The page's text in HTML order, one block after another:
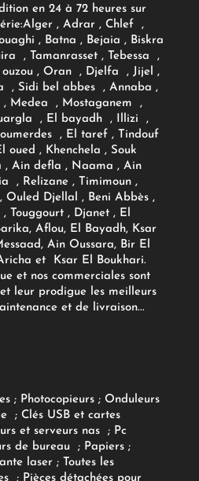
en 24 à 72 heures sur
Alger , Adrar, Chlef ,
, Batna , Bejaia , Biskra
, Tamanrasset , Tebessa ,
ouzou , Oran , Djelfa , Jijel ,
, Sidi bel abbes , Annaba ,
, Medea , Mostaganem ,
, El bayadh , Illizi ,
, El taref , Tindouf
oued , Khenchela , Souk
Ain defla , Naama , Ain
, Relizane , Timimoun ,
Ouled Djellal , Beni Abbès ,
Touggourt , Djanet , El
Aflou, El Bayadh, Ksar
Ain Oussara, Bir El
et Ksar El Boukhari.
et nos commerciales sont
leur prodigue les meilleurs
et de livraison...
; Photocopieurs; Onduleurs
; Clés USB et cartes
et serveurs nas ; Pc
de bureau ; Papiers;
laser; Toutes les
; Pièces détachées pour